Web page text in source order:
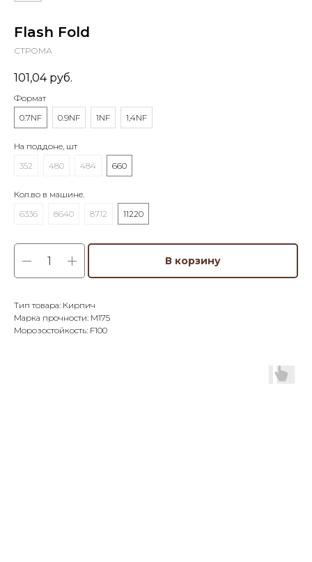
Flash Fold
СТРОМА
101,04 руб.
Формат
0.7NF
0.9NF 1NF 1,4NF
На поддоне, шт
352
480 484 660
Кол.во в машине.
6336
8640 8712 11220
В корзину
Тип товара: Кирпич
Марка прочности: М175
Морозостойкость: F100